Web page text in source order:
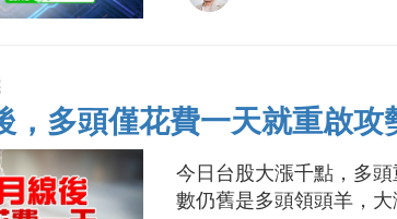
，多頭僅花費一天就重啟攻
今日台股大漲千點，多
數仍舊是多頭領頭羊，